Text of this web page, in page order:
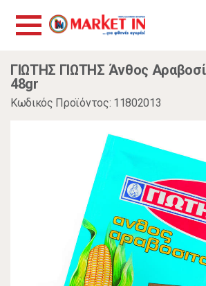
ΓΙΩΤΗΣ ΓΙΩΤΗΣ Άνθος
48gr
Κωδικός Προϊόντος: 11802013